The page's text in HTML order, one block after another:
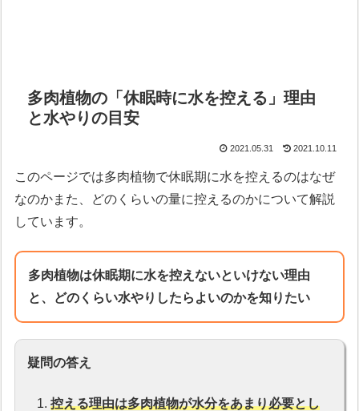
多肉植物の「休眠時に水を控える」理由
と水やりの目安
2021.05.31 2021.10.11
このページでは多肉植物で休眠期に水を控えるのはなぜ
なのかまた、どのくらいの量に控えるのかについて解説
しています。
多肉植物は休眠期に水を控えないといけない理由
と、どのくらい水やりしたらよいのかを知りたい
疑問の答え
控える理由は多肉植物が水分をあまり必要とし